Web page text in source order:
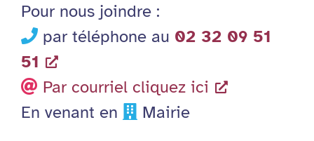
Pour nous joindre :
par téléphone au 02 32 09 51
51
Par courriel cliquez ici
En venant en
Mairie